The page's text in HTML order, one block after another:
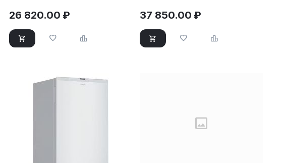
26 820.00 ₽ 37 850.00 ₽